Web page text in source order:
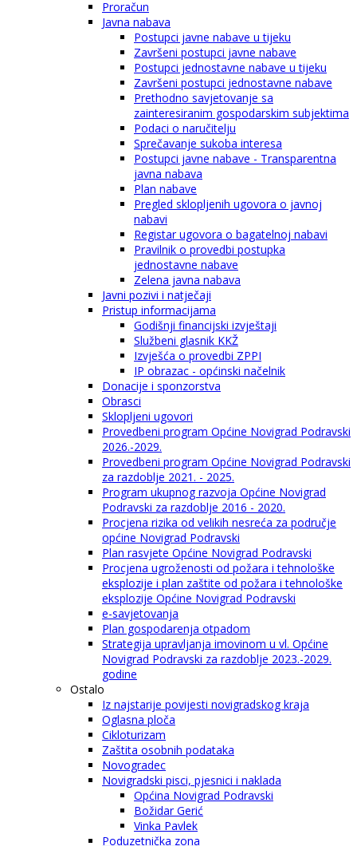
Proračun
Javna nabava
Postupci javne nabave u tijeku
Završeni postupci javne nabave
Postupci jednostavne nabave u tijeku
Završeni postupci jednostavne nabave
Prethodno savjetovanje sa
zainteresiranim gospodarskim subjektima
Podaci o naručitelju
Sprečavanje sukoba interesa
Postupci javne nabave - Transparentna
javna nabava
Plan nabave
Pregled sklopljenih ugovora o javnoj
nabavi
Registar ugovora o bagatelnoj nabavi
Pravilnik o provedbi postupka
jednostavne nabave
Zelena javna nabava
Javni pozivi i natječaji
Pristup informacijama
Godišnji financijski izvještaji
Službeni glasnik KKŽ
Izvješća o provedbi ZPPI
IP obrazac - općinski načelnik
Donacije i sponzorstva
Obrasci
Sklopljeni ugovori
Provedbeni program Općine Novigrad Podravski
2026.-2029.
Provedbeni program Općine Novigrad Podravski
za razdoblje 2021. - 2025.
Program ukupnog razvoja Općine Novigrad
Podravski za razdoblje 2016 - 2020.
Procjena rizika od velikih nesreća za područje
općine Novigrad Podravski
Plan rasvjete Općine Novigrad Podravski
Procjena ugroženosti od požara i tehnološke
eksplozije i plan zaštite od požara i tehnološke
eksplozije Općine Novigrad Podravski
e-savjetovanja
Plan gospodarenja otpadom
Strategija upravljanja imovinom u vl. Općine
Novigrad Podravski za razdoblje 2023.-2029.
godine
Ostalo
Iz najstarije povijesti novigradskog kraja
Oglasna ploča
Cikloturizam
Zaštita osobnih podataka
Novogradec
Novigradski pisci, pjesnici i naklada
Općina Novigrad Podravski
Božidar Gerić
Vinka Pavlek
Poduzetnička zona